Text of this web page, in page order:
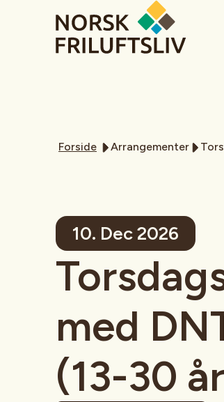
Forside Arrangementer
10. Dec 2026
med
(13-30